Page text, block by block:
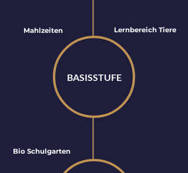
Mahlzeiten
BASISSTUFE
Lernbereich Tiere
Bio Schulgarten